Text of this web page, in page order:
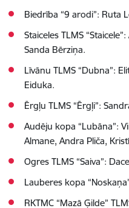
Biedrība “9 arodi”: Ruta
Staiceles TLMS
Sanda Bērziņa.
Līvānu TLMS “Dubna”:
Eiduka.
Ērgļu TLMS “Ērgļi”:
Audēju kopa “Lubāna”:
Almane, Andra Pliča,
Ogres TLMS “Saiva”:
Lauberes kopa
RKTMC “Mazā Ģilde”